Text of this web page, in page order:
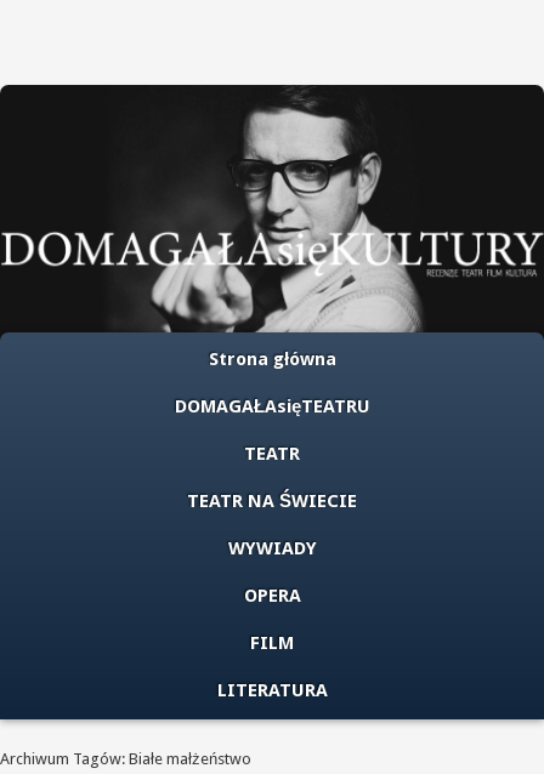
Strona główna
DOMAGAŁAsięTEATRU
TEATR
TEATR NA ŚWIECIE
WYWIADY
OPERA
FILM
LITERATURA
Archiwum Tagów: Białe małżeństwo